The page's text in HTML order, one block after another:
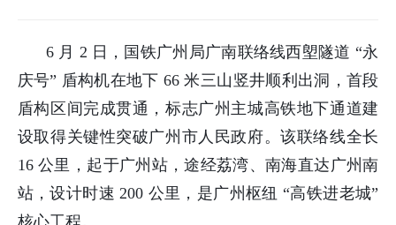
6 月 2 日，国铁广州局广南联络线西塱隧道 “永
庆号” 盾构机在地下 66 米三山竖井顺利出洞，首段
盾构区间完成贯通，标志广州主城高铁地下通道建
设取得关键性突破广州市人民政府。该联络线全长
16 公里，起于广州站，途经荔湾、南海直达广州南
站，设计时速 200 公里，是广州枢纽 “高铁进老城”
核心工程。